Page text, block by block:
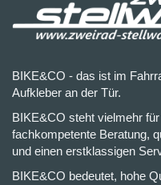
BIKE&CO - das ist im
Aufkleber an der Tür.
BIKE&CO steht vielmehr
fachkompetente Beratung,
und einen erstklassigen
BIKE&CO bedeutet, hohe